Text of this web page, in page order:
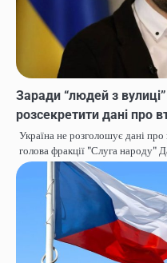
Заради “людей з
розсекретити дані про
Україна не розголошує дані про
голова фракції "Слуга народу"